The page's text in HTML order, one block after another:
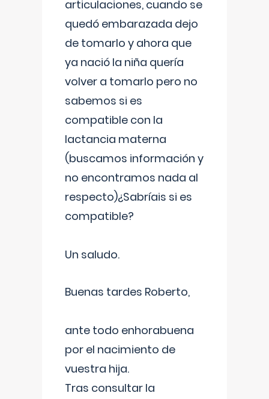
articulaciones, cuando se
quedó embarazada dejo
de tomarlo y ahora que
ya nació la niña quería
volver a tomarlo pero no
sabemos si es
compatible con la
lactancia materna
(buscamos información y
no encontramos nada al
respecto)¿Sabríais si es
compatible?
Un saludo.
Buenas tardes Roberto,
ante todo enhorabuena
por el nacimiento de
vuestra hija.
Tras consultar la